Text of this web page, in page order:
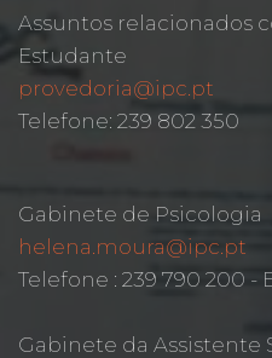
Assuntos relacionados
Estudante
provedoria@ipc.pt
Telefone: 239 802 350
Gabinete de Psicologia
helena.moura@ipc.pt
Telefone : 239 790 200 -
Gabinete da Assistente